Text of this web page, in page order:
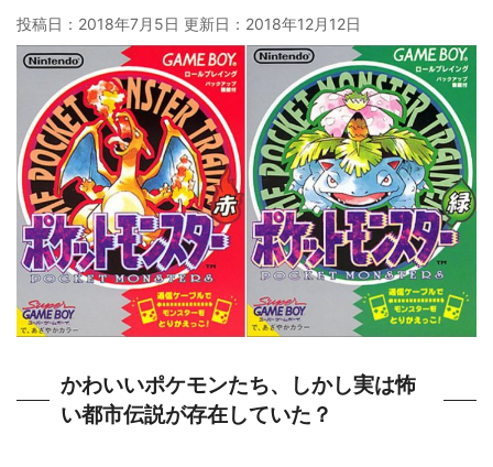
投稿日：2018年7月5日 更新日： 2018年12月12日
かわいいポケモンたち、しかし実は怖
い都市伝説が存在していた？